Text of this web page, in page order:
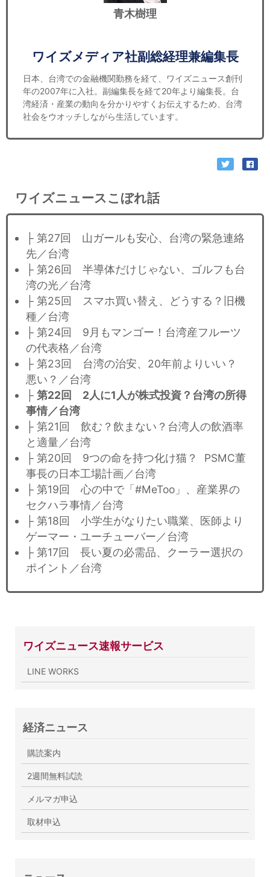
青木樹理
ワイズメディア社副総経理兼編集長
日本、台湾での金融機関勤務を経て、ワイズニュース創刊
年の2007年に入社。副編集長を経て20年より編集長。台
湾経済・産業の動向を分かりやすくお伝えするため、台湾
社会をウオッチしながら生活しています。
ワイズニュースこぼれ話
├ 第27回 山ガールも安心、台湾の緊急連絡
先／台湾
├ 第26回 半導体だけじゃない、ゴルフも台
湾の光／台湾
├ 第25回 スマホ買い替え、どうする？旧機
種／台湾
├ 第24回 9月もマンゴー！台湾産フルーツ
の代表格／台湾
├ 第23回 台湾の治安、20年前よりいい？
悪い？／台湾
├ 第22回 2人に1人が株式投資？台湾の所得
事情／台湾
├ 第21回 飲む？飲まない？台湾人の飲酒率
と適量／台湾
├ 第20回 9つの命を持つ化け猫？ PSMC董
事長の日本工場計画／台湾
├ 第19回 心の中で「#MeToo」、産業界の
セクハラ事情／台湾
├ 第18回 小学生がなりたい職業、医師より
ゲーマー・ユーチューバー／台湾
├ 第17回 長い夏の必需品、クーラー選択の
ポイント／台湾
ワイズニュース速報サービス
LINE WORKS
経済ニュース
購読案内
2週間無料試読
メルマガ申込
取材申込